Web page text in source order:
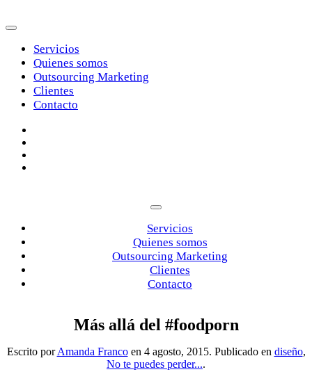
Servicios
Quienes somos
Outsourcing Marketing
Clientes
Contacto
Servicios
Quienes somos
Outsourcing Marketing
Clientes
Contacto
Más allá del #foodporn
Escrito porAmanda Francoen 4 agosto, 2015. Publicado en diseño,
No te puedes perder....